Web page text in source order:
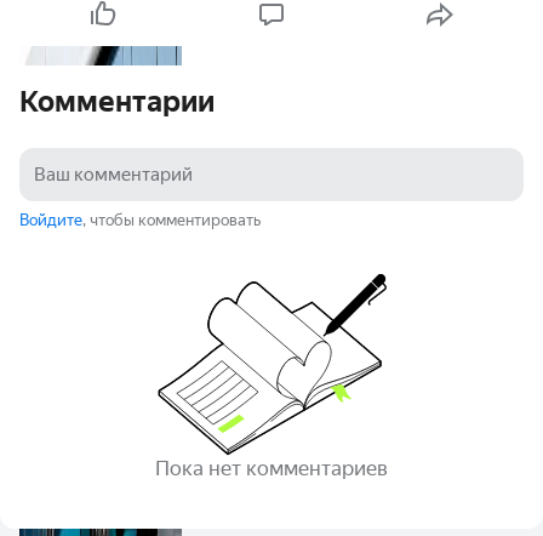
Комментарии
Войдите, чтобы комментировать
Пока нет комментариев